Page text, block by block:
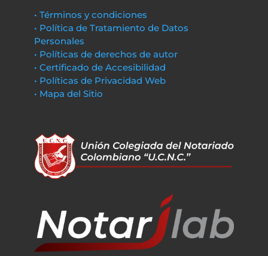
• Términos y condiciones
• Política de Tratamiento de Datos
Personales
• Políticas de derechos de autor
• Certificado de Accesibilidad
• Políticas de Privacidad Web
• Mapa del Sitio